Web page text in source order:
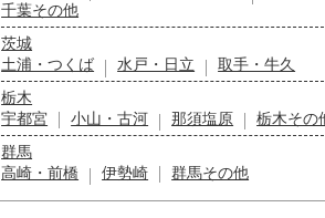
千葉その他
茨城
土浦・つくば
水戸・日立
取手・牛久
栃木
宇都宮
小山・古河 那須塩原
栃木その
群馬
高崎・前橋
伊勢崎 群馬その他